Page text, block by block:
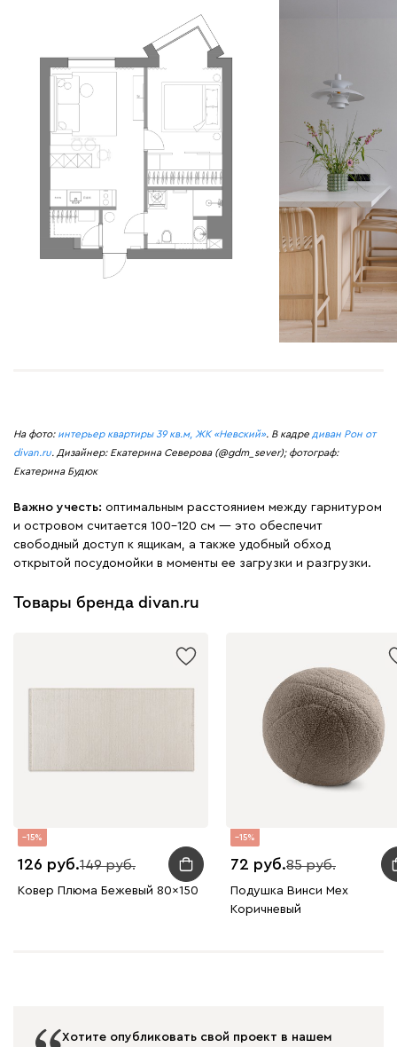
На фото: интерьер квартиры 39 кв.м, ЖК «Невский». В кадре диван Рон от
divan.ru. Дизайнер: Екатерина Северова (@gdm_sever); фотограф:
Екатерина Будюк
Важно учесть: оптимальным расстоянием между гарнитуром
и островом считается 100–120 см — это обеспечит
свободный доступ к ящикам, а также удобный обход
открытой посудомойки в моменты ее загрузки и разгрузки.
Товары бренда divan.ru
15
126 149
Ковер Плюма Бежевый 80x150
15
72 85
Подушка Винси Мех
Коричневый
Хотите опубликовать свой проект в нашем